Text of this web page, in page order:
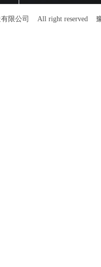
有限公司 All right reserved